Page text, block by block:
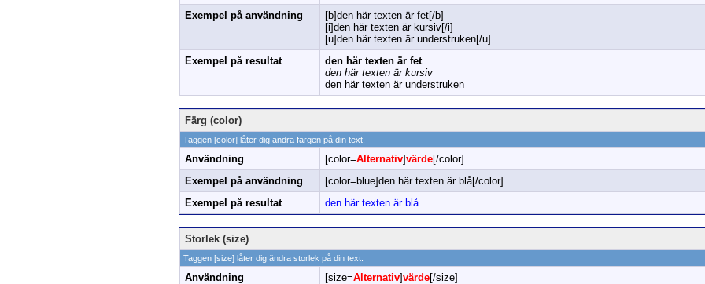
Exempel på användning
[b]den här texten är fet[/b]
[i]den här texten är kursiv[/i]
[u]den här texten är understruken[/u]
Exempel på resultat
den här texten är fet
den här texten är kursiv
den här texten är understruken
Färg (color)
Taggen [color] låter dig ändra färgen på din text.
Användning [color=Alternativ]värde[/color]
Exempel på användning
[color=blue]den här texten är blå[/color]
Exempel på resultat
den här texten är blå
Storlek (size)
Taggen [size] låter dig ändra storlek på din text.
Användning [size=Alternativ]värde[/size]